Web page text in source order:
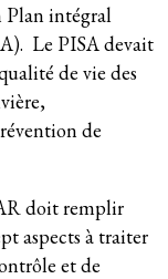
Plan intégral
Le PISA devait
de vie des
de
doit remplir
aspects à traiter
et de